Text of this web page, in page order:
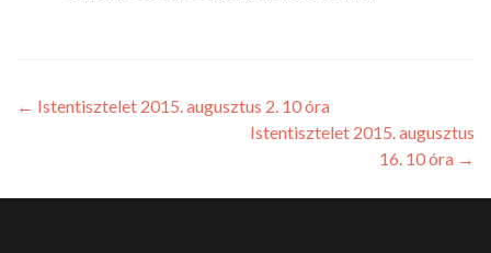
← Istentisztelet 2015. augusztus 2. 10 óra
Istentisztelet 2015. augusztus
16. 10 óra →